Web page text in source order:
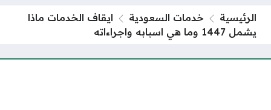
الرئيسية خدمات السعودية
ايقاف الخدمات ماذا
يشمل 1447 وما هي اسبابه واجراءاته